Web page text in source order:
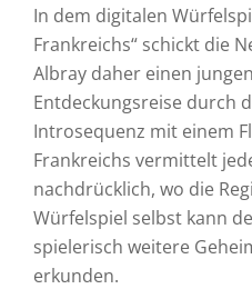
In dem digitalen
Frankreichs“ schickt die
Albray daher einen
Entdeckungsreise durch
Introsequenz mit einem
Frankreichs vermittelt
nachdrücklich, wo die
Würfelspiel selbst kann
spielerisch weitere
erkunden.